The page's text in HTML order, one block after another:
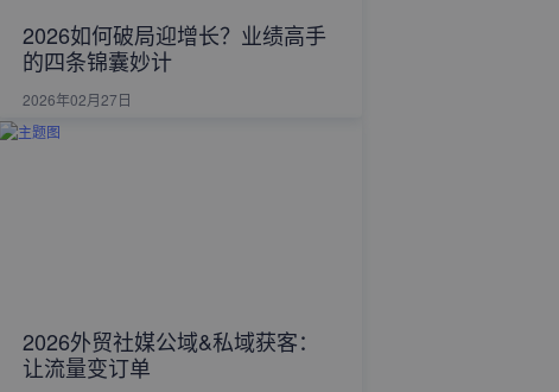
2026如何破局迎增长？业绩高手
的四条锦囊妙计
2026年02月27日
2026外贸社媒公域&私域获客：
让流量变订单